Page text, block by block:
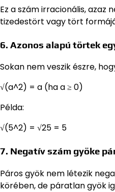
Ez a szám irracionális, azaz
tizedestört vagy tört
6. Azonos alapú törtek
Sokan nem veszik észre,
√(a^2) = a (ha a ≥ 0)
Példa:
√(5^2) = √25 = 5
7. Negatív szám gyöke
Páros gyök nem létezik
körében, de páratlan gyök